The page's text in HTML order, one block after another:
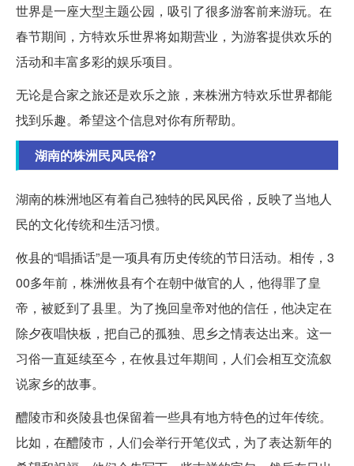
世界是一座大型主题公园，吸引了很多游客前来游玩。在
春节期间，方特欢乐世界将如期营业，为游客提供欢乐的
活动和丰富多彩的娱乐项目。
无论是合家之旅还是欢乐之旅，来株洲方特欢乐世界都能
找到乐趣。希望这个信息对你有所帮助。
湖南的株洲民风民俗?
湖南的株洲地区有着自己独特的民风民俗，反映了当地人
民的文化传统和生活习惯。
攸县的“唱插话”是一项具有历史传统的节日活动。相传，3
00多年前，株洲攸县有个在朝中做官的人，他得罪了皇
帝，被贬到了县里。为了挽回皇帝对他的信任，他决定在
除夕夜唱快板，把自己的孤独、思乡之情表达出来。这一
习俗一直延续至今，在攸县过年期间，人们会相互交流叙
说家乡的故事。
醴陵市和炎陵县也保留着一些具有地方特色的过年传统。
比如，在醴陵市，人们会举行开笔仪式，为了表达新年的